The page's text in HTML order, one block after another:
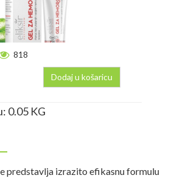
818
Dodaj u košaricu
0.05 KG
predstavlja izrazito efikasnu formulu